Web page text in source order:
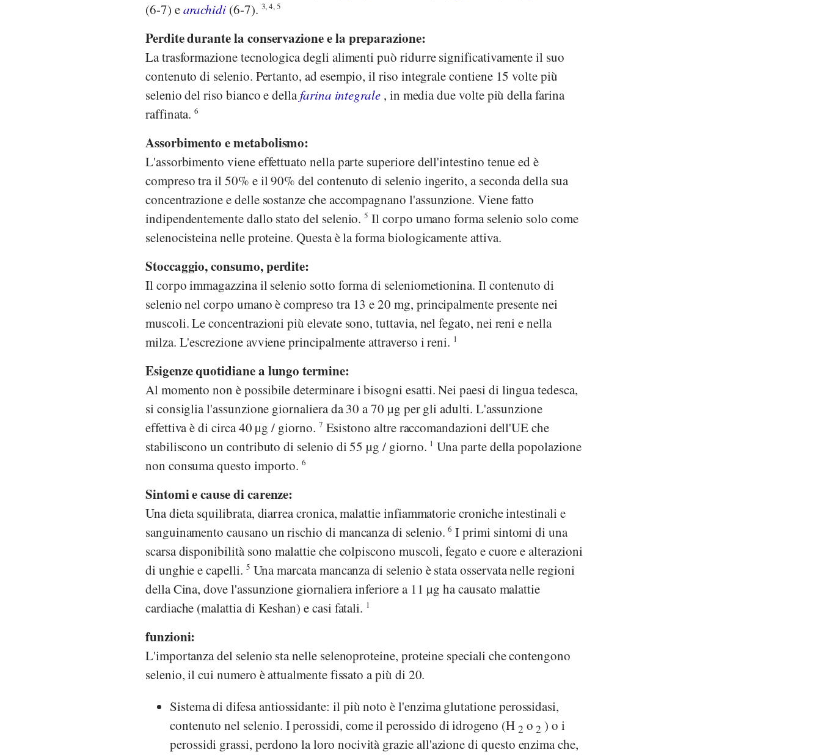
(6-7) earachidi (6-7). 3, 4, 5
Perdite durante la conservazione e la preparazione:
La trasformazione tecnologica degli alimenti può ridurre significativamente il suo
contenuto di selenio. Pertanto, ad esempio, il riso integrale contiene 15 volte più
selenio del riso bianco e dellafarina integrale, in media due volte più della farina
raffinata.6
Assorbimento e metabolismo:
L'assorbimento viene effettuato nella parte superiore dell'intestino tenue ed è
compreso tra il 50% e il 90% del contenuto di selenio ingerito, a seconda della sua
concentrazione e delle sostanze che accompagnano l'assunzione. Viene fatto
indipendentemente dallo stato del selenio.5 Il corpo umano forma selenio solo come
selenocisteina nelle proteine. Questa è la forma biologicamente attiva.
Stoccaggio, consumo, perdite:
Il corpo immagazzina il selenio sotto forma di seleniometionina. Il contenuto di
selenio nel corpo umano è compreso tra 13 e 20 mg, principalmente presente nei
muscoli. Le concentrazioni più elevate sono, tuttavia, nel fegato, nei reni e nella
milza. L'escrezione avviene principalmente attraverso i reni. 1
Esigenze quotidiane a lungo termine:
Al momento non è possibile determinare i bisogni esatti. Nei paesi di lingua tedesca,
si consiglia l'assunzione giornaliera da 30 a 70 µg per gli adulti. L'assunzione
effettiva è di circa 40 µg / giorno. 7 Esistono altre raccomandazioni dell'UE che
stabiliscono un contributo di selenio di 55 µg / giorno. 1 Una parte della popolazione
non consuma questo importo.6
Sintomi e cause di carenze:
Una dieta squilibrata, diarrea cronica, malattie infiammatorie croniche intestinali e
sanguinamento causano un rischio di mancanza di selenio.6 I primi sintomi di una
scarsa disponibilità sono malattie che colpiscono muscoli, fegato e cuore e alterazioni
di unghie e capelli. 5 Una marcata mancanza di selenio è stata osservata nelle regioni
della Cina, dove l'assunzione giornaliera inferiore a 11 µg ha causato malattie
cardiache (malattia di Keshan) e casi fatali. 1
funzioni:
L'importanza del selenio sta nelle selenoproteine, proteine speciali che contengono
selenio, il cui numero è attualmente fissato a più di 20.
Sistema di difesa antiossidante: il più noto è l'enzima glutatione perossidasi,
contenuto nel selenio. I perossidi, come il perossido di idrogeno (H 2 o2 ) o i
perossidi grassi, perdono la loro nocività grazie all'azione di questo enzima che,